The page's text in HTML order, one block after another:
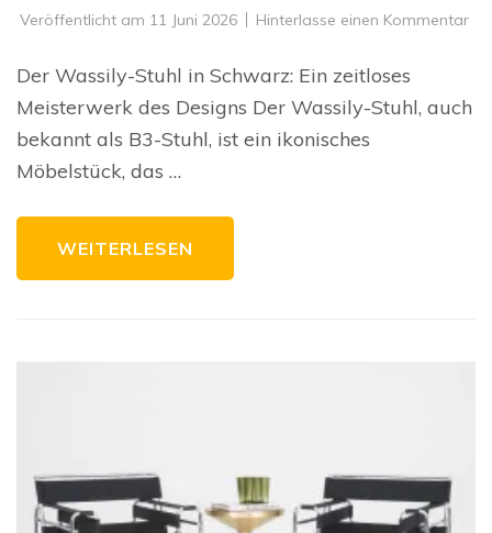
Veröffentlicht am 11 Juni 2026 Hinterlasse einen Kommentarzu
Der Wassily-Stuhl in Schwarz: Ein zeitloses
Meisterwerk des Designs Der Wassily-Stuhl, auch
bekannt als B3-Stuhl, ist ein ikonisches
Möbelstück, das …
WEITERLESEN